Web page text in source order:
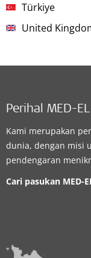
Türkiye
United
Perihal MED-EL
Kami merupakan
dunia, dengan misi
pendengaran
Cari pasukan MED-